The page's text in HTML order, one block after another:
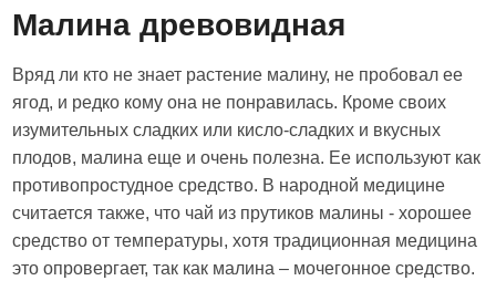
Малина древовидная
Вряд ли кто не знает растение малину, не пробовал ее
ягод, и редко кому она не понравилась. Кроме своих
изумительных сладких или кисло-сладких и вкусных
плодов, малина еще и очень полезна. Ее используют как
противопростудное средство. В народной медицине
считается также, что чай из прутиков малины - хорошее
средство от температуры, хотя традиционная медицина
это опровергает, так как малина – мочегонное средство.